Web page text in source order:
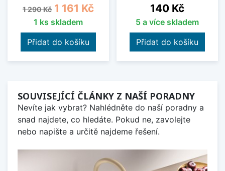
Běžná cena
1 290 Kč Cena
1 161 Kč
1 ks skladem
Přidat do košíku
Cena
140 Kč
5 a více skladem
Přidat do košíku
SOUVISEJÍCÍ ČLÁNKY Z NAŠÍ PORADNY
Nevíte jak vybrat? Nahlédněte do naší poradny a
snad najdete, co hledáte. Pokud ne, zavolejte
nebo napište a určitě najdeme řešení.